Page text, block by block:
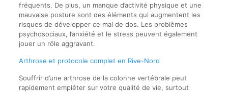
fréquents. De plus, un manque d’activité physique et une
mauvaise posture sont des éléments qui augmentent les
risques de développer ce mal de dos. Les problèmes
psychosociaux, l’anxiété et le stress peuvent également
jouer un rôle aggravant.
Arthrose et protocole complet en Rive-Nord
Souffrir d’une arthrose de la colonne vertébrale peut
rapidement empiéter sur votre qualité de vie, surtout